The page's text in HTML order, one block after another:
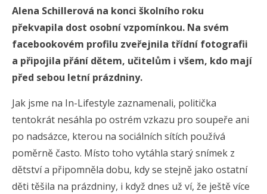
Alena Schillerová na konci školního roku
překvapila dost osobní vzpomínkou. Na svém
facebookovém profilu zveřejnila třídní fotografii
a připojila přání dětem, učitelům i všem, kdo mají
před sebou letní prázdniny.
Jak jsme na In-Lifestyle zaznamenali, politička
tentokrát nesáhla po ostrém vzkazu pro soupeře ani
po nadsázce, kterou na sociálních sítích používá
poměrně často. Místo toho vytáhla starý snímek z
dětství a připomněla dobu, kdy se stejně jako ostatní
děti těšila na prázdniny, i když dnes už ví, že ještě více